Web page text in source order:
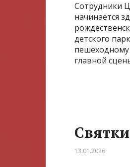
Сотрудники
начинается
детского
пешеходному
главной
13.01.2026